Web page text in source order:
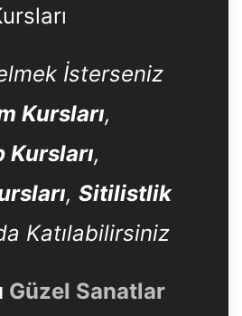
İsterseniz
Kursları,
Kursları,
, Sitilistlik
Katılabilirsiniz
Güzel Sanatlar